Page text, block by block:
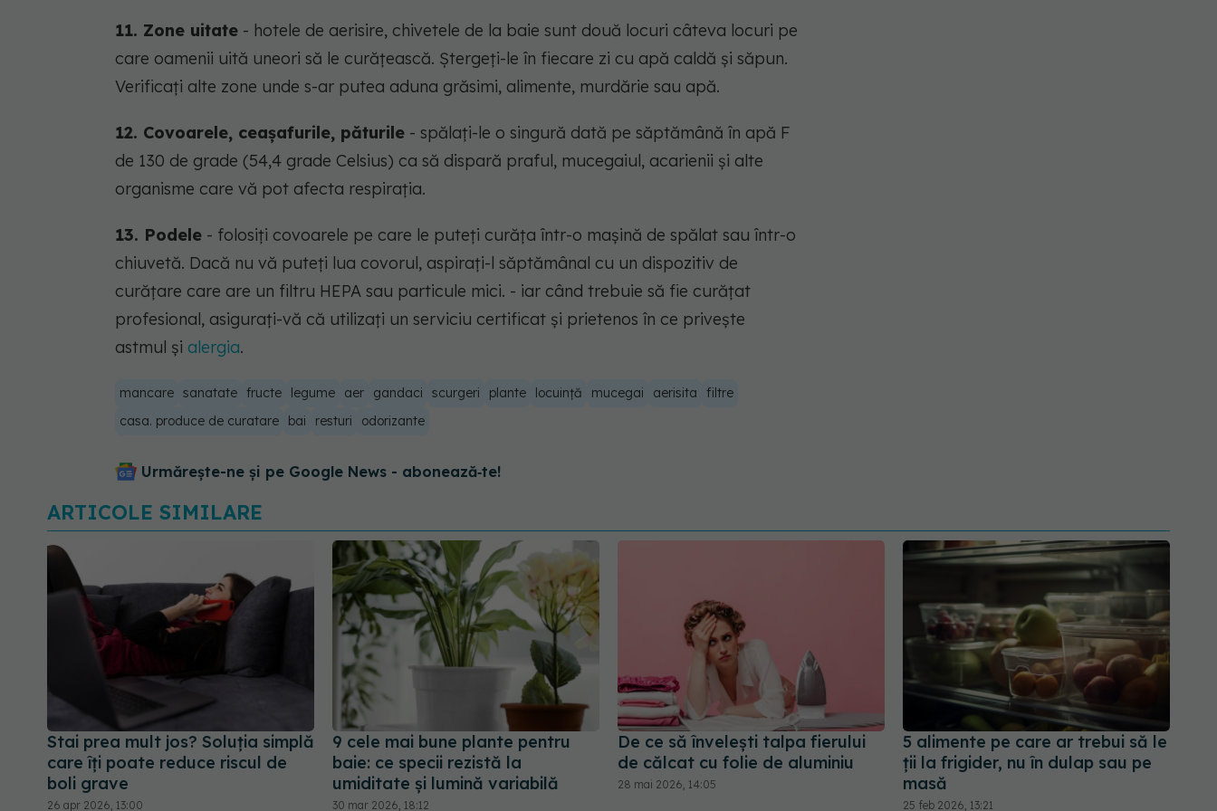
11. Zone uitate - hotele de aerisire, chivetele de la baie sunt două locuri câteva locuri pe
care oamenii uită uneori să le curățească. Ștergeți-le în fiecare zi cu apă caldă și săpun.
Verificați alte zone unde s-ar putea aduna grăsimi, alimente, murdărie sau apă.
12. Covoarele, ceașafurile, păturile - spălați-le o singură dată pe săptămână în apă F
de 130 de grade (54,4 grade Celsius) ca să dispară praful, mucegaiul, acarienii și alte
organisme care vă pot afecta respirația.
13. Podele - folosiți covoarele pe care le puteți curăța într-o mașină de spălat sau într-o
chiuvetă. Dacă nu vă puteți lua covorul, aspirați-l săptămânal cu un dispozitiv de
curățare care are un filtru HEPA sau particule mici. - iar când trebuie să fie curățat
profesional, asigurați-vă că utilizați un serviciu certificat și prietenos în ce privește
astmul și alergia.
mancare sanatate fructe legume aer gandaci scurgeri plante locuință mucegai aerisita
filtre
casa. produce de curatare
bai resturi odorizante
Urmărește-ne și pe Google News - abonează‑te!
ARTICOLE SIMILARE
Stai prea mult jos? Soluția simplă
care îți poate reduce riscul de
boli grave
26 apr 2026, 13:00
9 cele mai bune plante pentru
baie: ce specii rezistă la
umiditate și lumină variabilă
30 mar 2026, 18:12
De ce să învelești talpa fierului
de călcat cu folie de aluminiu
28 mai 2026, 14:05
5 alimente pe care ar trebui să le
ții la frigider, nu în dulap sau pe
masă
25 feb 2026, 13:21